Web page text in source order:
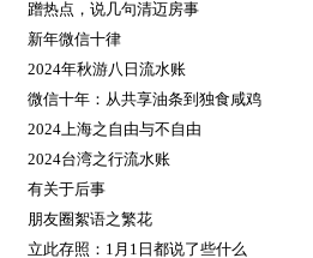
蹭热点，说几句清迈房事
新年微信十律
2024年秋游八日流水账
微信十年：从共享油条到独食咸鸡
2024上海之自由与不自由
2024台湾之行流水账
有关于后事
朋友圈絮语之繁花
立此存照：1月1日都说了些什么